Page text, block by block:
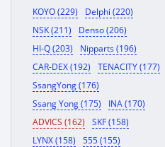
KOYO (229)
Delphi (220)
NSK (211)
Denso (206)
HI-Q (203)
Nipparts (196)
CAR-DEX (192)
TENACITY (177)
SsangYong (176)
Ssang Yong (175)
INA (170)
ADVICS (162)
SKF (158)
LYNX (158)
555 (155)